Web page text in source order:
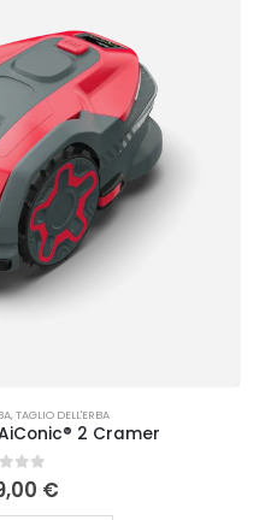
,TAGLIO DELL'ERBA
2 Cramer
5 €